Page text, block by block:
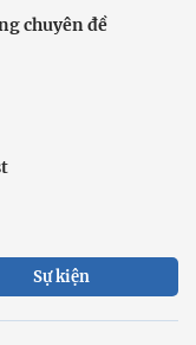
chuyên đề
Sự kiện